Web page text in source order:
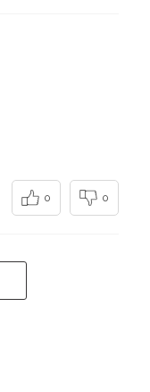
0 0